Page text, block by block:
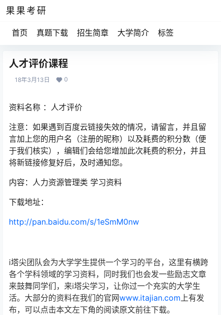
果果考研
首页 真题下载 招生简章 大学简介 标签
人才评价课程
18年3月13日 0
资料名称 ：人才评价
注意：如果遇到百度云链接失效的情况，请留言，并且留
言加上您的用户名（注册的昵称）以及耗费的积分数（便
于我们核实），编辑们会给您增加此次耗费的积分，并且
将新链接修复好后，及时通知您。
内容：人力资源管理类 学习资料
下载地址：
http://pan.baidu.com/s/1eSmM0nw
i塔尖团队会为大学学生提供一个学习的平台，这里有横跨
各个学科领域的学习资料，同时我们也会发一些励志文章
来鼓舞同学们，来i塔尖学习，让你过一个充实的大学生
活。大部分的资料在我们的官网www.itajian.com上有发
布，可以点击本文左下角的阅读原文前往下载。